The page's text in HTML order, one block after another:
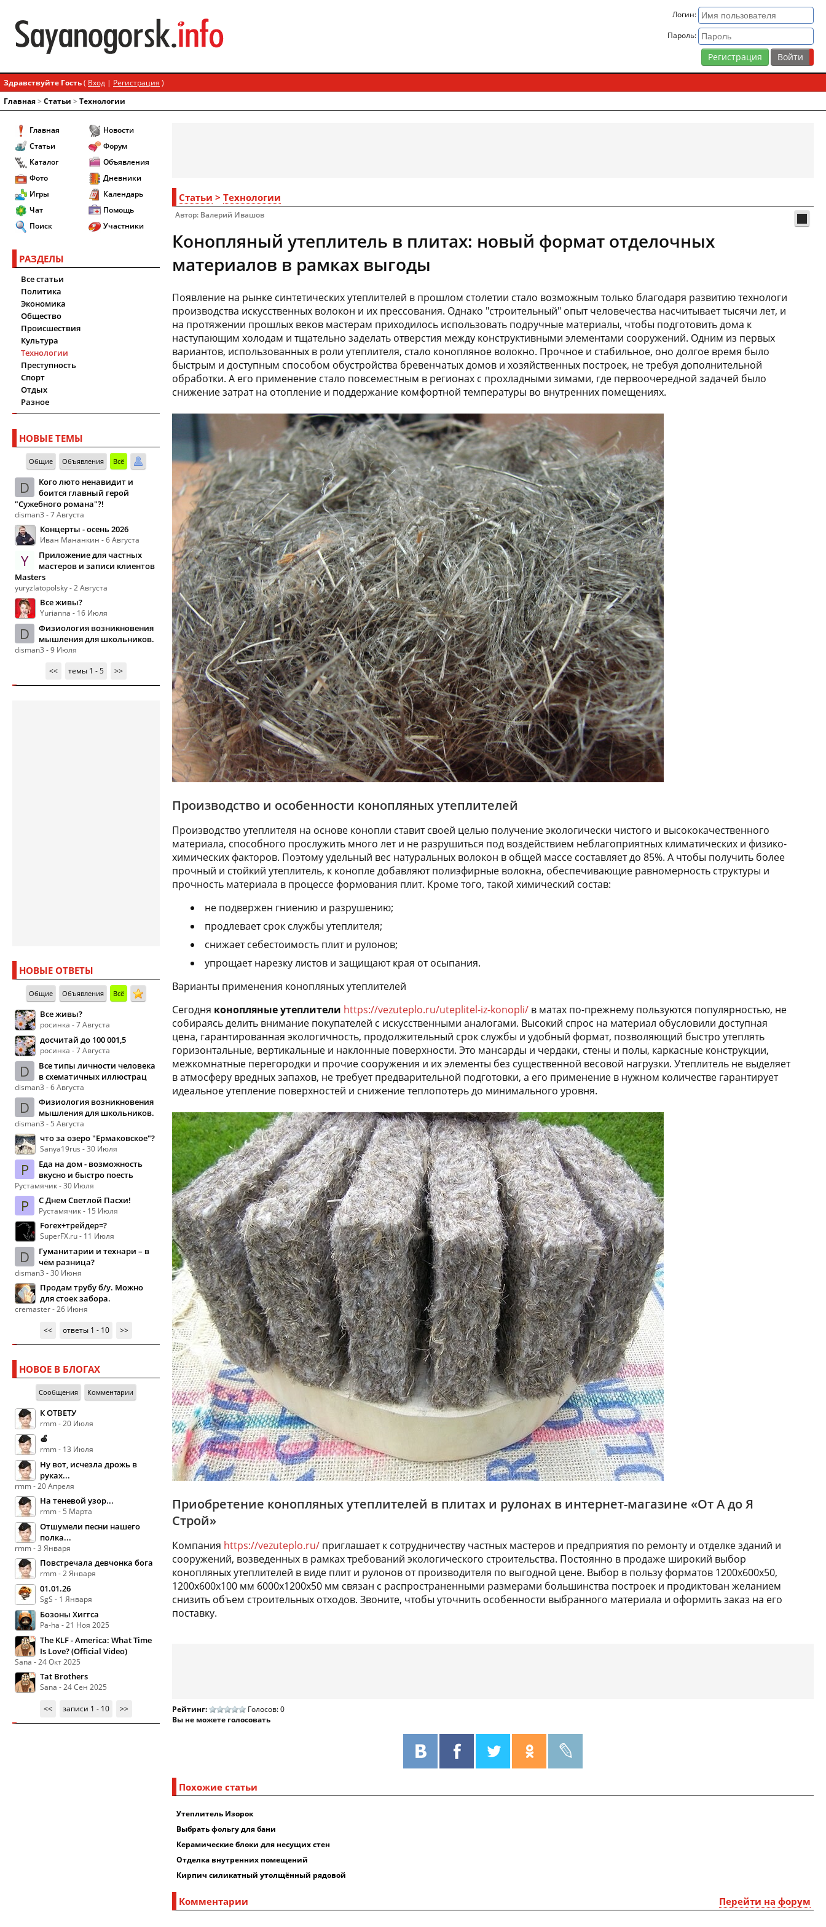
Логин:
Пароль:
Регистрация
Здравствуйте Гость( Вход | Регистрация )
Главная> Статьи > Технологии
Главная
Статьи
Каталог
Фото
Игры
Чат
Поиск
Новости
Форум
Объявления
Дневники
Календарь
Помощь
Участники
РАЗДЕЛЫ
Все статьи
Политика
Экономика
Общество
Происшествия
Культура
Технологии
Преступность
Спорт
Отдых
Разное
НОВЫЕ ТЕМЫ
Общие Объявления Всё
D
Кого люто ненавидит и
боится главный герой
"Сужебного романа"?!
disman3 - 7 Августа
Концерты - осень 2026
Иван Мананкин - 6 Августа
Y
Приложение для частных
мастеров и записи клиентов
Masters
yuryzlatopolsky - 2 Августа
Все живы?
Yurianna - 16 Июля
D
Физиология возникновения
мышления для школьников.
disman3 - 9 Июля
<<
темы 1 - 5 >>
НОВЫЕ ОТВЕТЫ
Общие Объявления Всё
Все живы?
росинка - 7 Августа
досчитай до 100 001,5
росинка - 7 Августа
D
Все типы личности человека
в схематичных иллюстрац
disman3 - 6 Августа
D
Физиология возникновения
мышления для школьников.
disman3 - 5 Августа
что за озеро "Ермаковское"?
Sanya19rus - 30 Июля
Р
Еда на дом - возможность
вкусно и быстро поесть
Рустамячик - 30 Июля
Р С Днем Светлой Пасхи!
Рустамячик - 15 Июля
Forex+трейдер=?
SuperFX.ru - 11 Июля
D
Гуманитарии и технари – в
чём разница?
disman3 - 30 Июня
Продам трубу б/у. Можно
для стоек забора.
cremaster - 26 Июня
<<
ответы 1 - 10 >>
НОВОЕ В БЛОГАХ
Сообщения Комментарии
К ОТВЕТУ
rmm - 20 Июля
🍏
rmm - 13 Июля
Ну вот, исчезла дрожь в
руках...
rmm - 20 Апреля
На теневой узор...
rmm - 5 Марта
Отшумели песни нашего
полка...
rmm - 3 Января
Повстречала девчонка бога
rmm - 2 Января
01.01.26
SgS - 1 Января
Бозоны Хиггса
Pa-ha - 21 Ноя 2025
The KLF - America: What Time
Is Love? (Official Video)
Sana - 24 Окт 2025
Tat Brothers
Sana - 24 Сен 2025
<< записи 1 - 10 >>
Статьи > Технологии
Автор: Валерий Ивашов
Конопляный утеплитель в плитах: новый формат отделочных
материалов в рамках выгоды
Появление на рынке синтетических утеплителей в прошлом столетии стало возможным только благодаря развитию технологи
производства искусственных волокон и их прессования. Однако "строительный" опыт человечества насчитывает тысячи лет, и
на протяжении прошлых веков мастерам приходилось использовать подручные материалы, чтобы подготовить дома к
наступающим холодам и тщательно заделать отверстия между конструктивными элементами сооружений. Одним из первых
вариантов, использованных в роли утеплителя, стало конопляное волокно. Прочное и стабильное, оно долгое время было
быстрым и доступным способом обустройства бревенчатых домов и хозяйственных построек, не требуя дополнительной
обработки. А его применение стало повсеместным в регионах с прохладными зимами, где первоочередной задачей было
снижение затрат на отопление и поддержание комфортной температуры во внутренних помещениях.
Производство и особенности конопляных утеплителей
Производство утеплителя на основе конопли ставит своей целью получение экологически чистого и высококачественного
материала, способного прослужить много лет и не разрушиться под воздействием неблагоприятных климатических и физико-
химических факторов. Поэтому удельный вес натуральных волокон в общей массе составляет до 85%. А чтобы получить более
прочный и стойкий утеплитель, к конопле добавляют полиэфирные волокна, обеспечивающие равномерность структуры и
прочность материала в процессе формования плит. Кроме того, такой химический состав:
не подвержен гниению и разрушению;
продлевает срок службы утеплителя;
снижает себестоимость плит и рулонов;
упрощает нарезку листов и защищают края от осыпания.
Варианты применения конопляных утеплителей
Сегодня конопляные утеплители https://vezuteplo.ru/uteplitel-iz-konopli/ в матах по-прежнему пользуются популярностью, не
собираясь делить внимание покупателей с искусственными аналогами. Высокий спрос на материал обусловили доступная
цена, гарантированная экологичность, продолжительный срок службы и удобный формат, позволяющий быстро утеплять
горизонтальные, вертикальные и наклонные поверхности. Это мансарды и чердаки, стены и полы, каркасные конструкции,
межкомнатные перегородки и прочие сооружения и их элементы без существенной весовой нагрузки. Утеплитель не выделяет
в атмосферу вредных запахов, не требует предварительной подготовки, а его применение в нужном количестве гарантирует
идеальное утепление поверхностей и снижение теплопотерь до минимального уровня.
Приобретение конопляных утеплителей в плитах и рулонах в интернет-магазине «От А до Я
Строй»
Компания https://vezuteplo.ru/ приглашает к сотрудничеству частных мастеров и предприятия по ремонту и отделке зданий и
сооружений, возведенных в рамках требований экологического строительства. Постоянно в продаже широкий выбор
конопляных утеплителей в виде плит и рулонов от производителя по выгодной цене. Выбор в пользу форматов 1200х600х50,
1200х600х100 мм 6000х1200х50 мм связан с распространенными размерами большинства построек и продиктован желанием
снизить объем строительных отходов. Звоните, чтобы уточнить особенности выбранного материала и оформить заказ на его
поставку.
Рейтинг:
Голосов: 0
Вы не можете голосовать
Похожие статьи
Утеплитель Изорок
Выбрать фольгу для бани
Керамические блоки для несущих стен
Отделка внутренних помещений
Кирпич силикатный утолщённый рядовой
Перейти на форум
Комментарии